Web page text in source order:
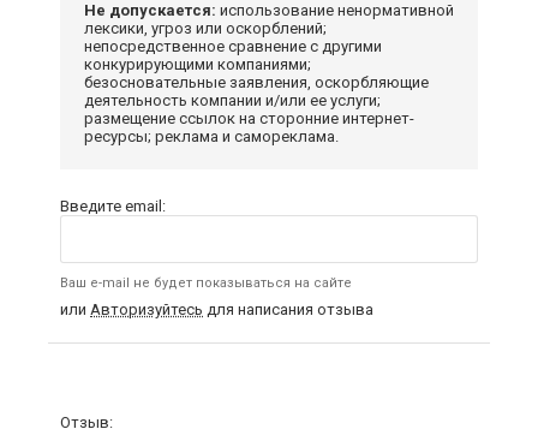
Не допускается: использование ненормативной
лексики, угроз или оскорблений;
непосредственное сравнение с другими
конкурирующими компаниями;
безосновательные заявления, оскорбляющие
деятельность компании и/или ее услуги;
размещение ссылок на сторонние интернет-
ресурсы; реклама и самореклама.
Введите email:
Ваш e-mail не будет показываться на сайте
или Авторизуйтесь для написания отзыва
Отзыв: